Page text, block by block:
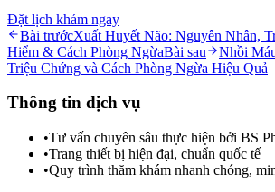
Đặt lịch khám ngay
Bài trướcXuất Huyết Não: Nguyên Nhân,
Hiểm & Cách Phòng NgừaBài sau
Nhồi
Triệu Chứng và Cách Phòng Ngừa Hiệu Quả
Thông tin dịch vụ
•Tư vấn chuyên sâu thực hiện bởi BS
•Trang thiết bị hiện đại, chuẩn quốc tế
•Quy trình thăm khám nhanh chóng,